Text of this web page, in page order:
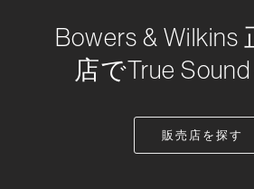
Bowers & Wilkins
店でTrue
販売店を探す